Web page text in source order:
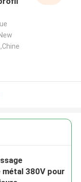
380V pour